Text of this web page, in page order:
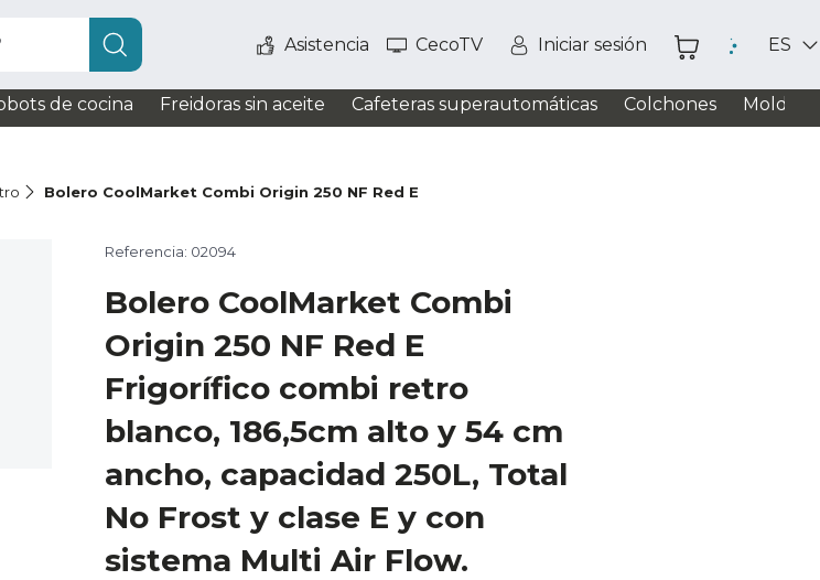
Asistencia CecoTV Iniciar sesión ES
de cocina Freidoras sin aceite Cafeteras superautomáticas Colchones
Bolero CoolMarket Combi Origin 250 NF Red E
Referencia: 02094
Bolero CoolMarket Combi
Origin 250 NF Red E
Frigorífico combi retro
blanco, 186,5cm alto y 54 cm
ancho, capacidad 250L, Total
No Frost y clase E y con
sistema Multi Air Flow.